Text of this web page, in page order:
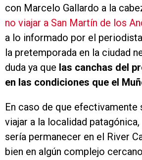
con Marcelo Gallardo a la
no viajar a San Martín de los
a lo informado por el periodista
la pretemporada en la ciudad
duda ya que las canchas del
en las condiciones que el
En caso de que efectivamente
viajar a la localidad
sería permanecer en el River
bien en algún complejo